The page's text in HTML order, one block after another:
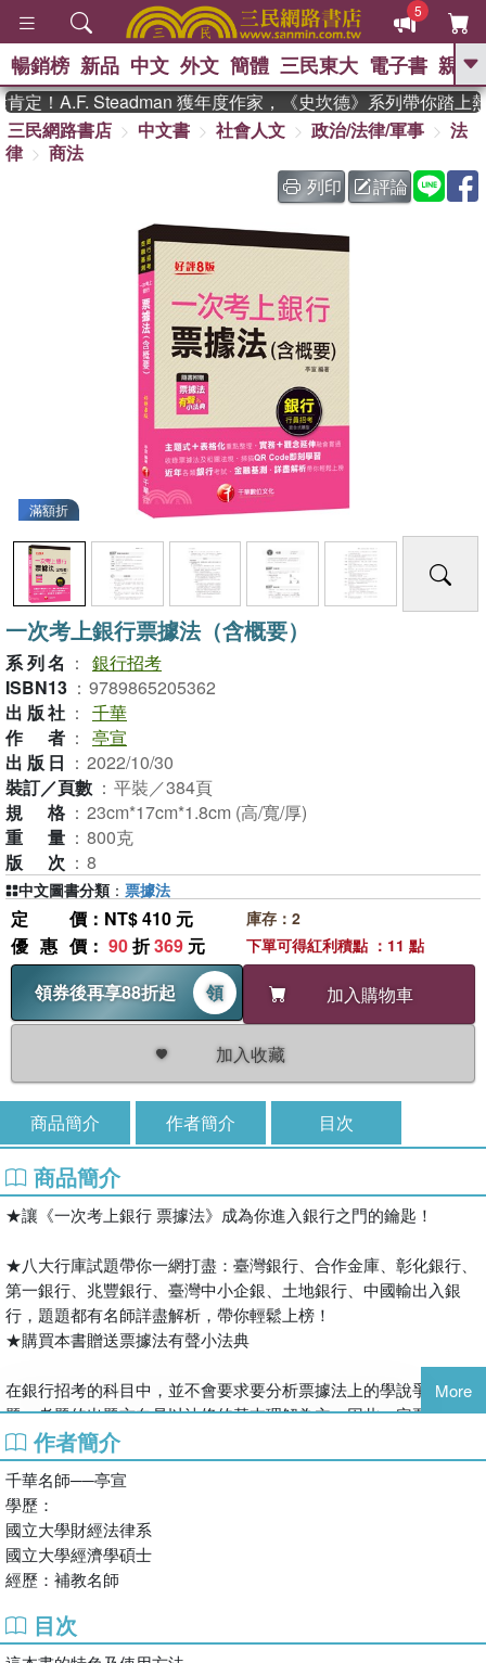
5
GO
熱搜： 東野圭吾 、 The Odyssey 、
國際布克獎 臺灣漫遊錄 、
方
台灣的李登輝時代 、 數學女
孩：黎曼猜想
暢銷榜 新品 中文 外文 簡體 三民東大 電子書 親子
！A.F. Steadman 獲年度作家，《史坎德》系列帶你踏上熱
三民網路書店
中文書 社會人文 政治/法律/軍事
法
律
商法
列印
評論
滿額折
一次考上銀行票據法（含概要）
系列名 ： 銀行招考
ISBN13 ： 9789865205362
出版社 ： 千華
作者 ： 亭宣
出版日 ： 2022/10/30
裝訂／頁數 ： 平裝／384頁
規格 ： 23cm*17cm*1.8cm (高/寬/厚)
重量 ： 800克
版次 ： 8
定價 ：NT$ 410 元
優惠價 ： 90折369 元
領券後再享88折起
領 加入購物車
加入收藏
庫存：2
下單可得紅利積點 ：11 點
中文圖書分類 ： 票據法
商品簡介 作者簡介 目次
商品簡介
★讓《一次考上銀行 票據法》成為你進入銀行之門的鑰匙！
★八大行庫試題帶你一網打盡：臺灣銀行、合作金庫、彰化銀行、
第一銀行、兆豐銀行、臺灣中小企銀、土地銀行、中國輸出入銀
行，題題都有名師詳盡解析，帶你輕鬆上榜！
★購買本書贈送票據法有聲小法典
在銀行招考的科目中，並不會要求要分析票據法上的學說爭議問
題，考題的出題方向是以法條的基本理解為主，因此一定要熟讀票
據法的條文內容。本科屬於基本拿分題，千萬一定要把握住！
這本書有什麼特色呢？
特色1：主題式整理，條理分明！
本書是依據票據法之編章以及條文之順序所編寫，以主題式編寫的
方式對票據法上各個制度的目的、意義及內容一一解析，法條的部
分予以解釋及整理，並使用表格化讓你可以快速記憶，並補充實務
及延伸觀念，使條文的內容更容易理解，以及知悉法條的運用方
More
作者簡介
千華名師──亭宣
學歷：
國立大學財經法律系
國立大學經濟學碩士
經歷：補教名師
目次